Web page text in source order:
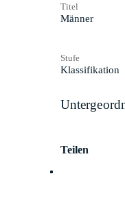
Titel
Männer
Stufe
Klassifikation
Teilen